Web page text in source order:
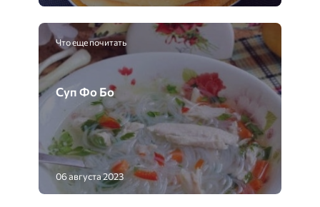
Что еще почитать
Суп Фо Бо
06 августа 2023